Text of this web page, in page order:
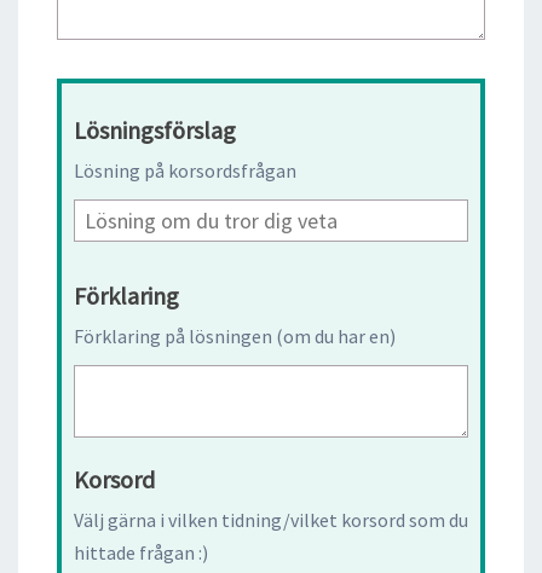
Lösningsförslag
Lösning på korsordsfrågan
Förklaring
Förklaring på lösningen (om du har en)
Korsord
Välj gärna i vilken tidning/vilket korsord som du
hittade frågan :)